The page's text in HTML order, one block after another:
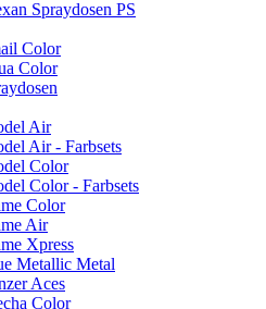
Spraydosen PS
Color
Color
Air
Air - Farbsets
Color
Color - Farbsets
Color
Air
Xpress
Metallic Metal
Aces
Color